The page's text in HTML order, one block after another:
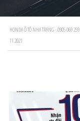
HONDA Ô TÔ NHA TRANG - 0905 069 259
11 2021